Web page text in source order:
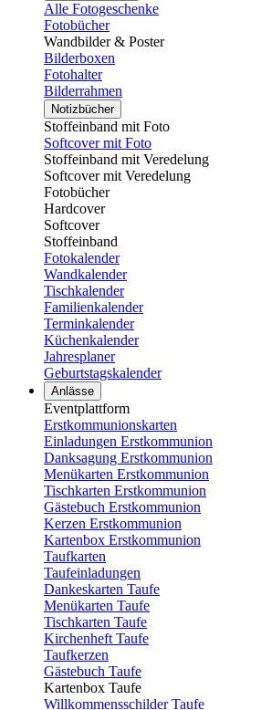
Alle Fotogeschenke
Fotobücher
Wandbilder & Poster
Bilderboxen
Fotohalter
Bilderrahmen
Notizbücher
Stoffeinband mit Foto
Softcover mit Foto
Stoffeinband mit Veredelung
Softcover mit Veredelung
Fotobücher
Hardcover
Softcover
Stoffeinband
Fotokalender
Wandkalender
Tischkalender
Familienkalender
Terminkalender
Küchenkalender
Jahresplaner
Geburtstagskalender
Anlässe
Eventplattform
Erstkommunionskarten
Einladungen Erstkommunion
Danksagung Erstkommunion
Menükarten Erstkommunion
Tischkarten Erstkommunion
Gästebuch Erstkommunion
Kerzen Erstkommunion
Kartenbox Erstkommunion
Taufkarten
Taufeinladungen
Dankeskarten Taufe
Menükarten Taufe
Tischkarten Taufe
Kirchenheft Taufe
Taufkerzen
Gästebuch Taufe
Kartenbox Taufe
Willkommensschilder Taufe